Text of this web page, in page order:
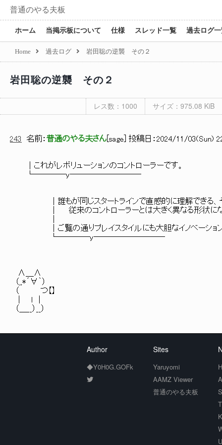
普通のやる夫板
ホーム 当掲示板について 仕様 スレッド一覧 過去ログ
Home 過去ログ 岩田聡の逆襲 その２
岩田聡の逆襲 その２
レス数：1000 サイズ：975.08 KiB
243 名前： 普通のやる夫さん sage ] 投稿日： 2024/11/03(Sun)
│これがレボリューションのコントローラーです。
└────y─────────
│誰もが同じスタートラインで直感的に理解できる、そ
│ 従来のコントローラーとは大きく異なる形状にな
│ご覧の通りプレイスタイルにも大胆なイノベーションを
└────y─────────
∧＿∧
（,,*´∀｀）
（ つ【】
（＿__）__）
Author
◆Y0H0G.GOFk
Sites
Yaruyomi
AAMZ Viewer
普通のやる夫板